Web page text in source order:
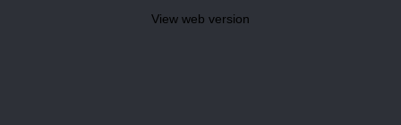
View web version